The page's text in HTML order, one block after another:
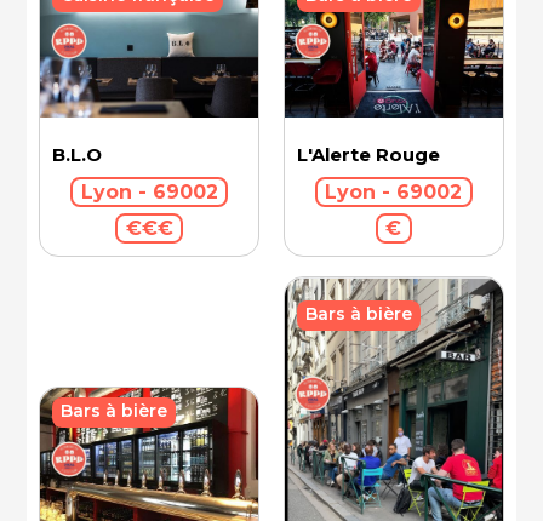
B.L.O
Lyon - 69002
€€€
L'Alerte Rouge
Lyon - 69002
€
Bars à bière
Bars à bière